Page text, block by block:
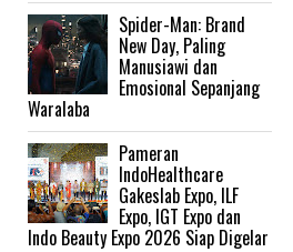
‎Spider-Man: Brand
New Day, Paling
Manusiawi dan
Emosional Sepanjang
Waralaba
Pameran
IndoHealthcare
Gakeslab Expo, ILF
Expo, IGT Expo dan
Indo Beauty Expo 2026 Siap Digelar